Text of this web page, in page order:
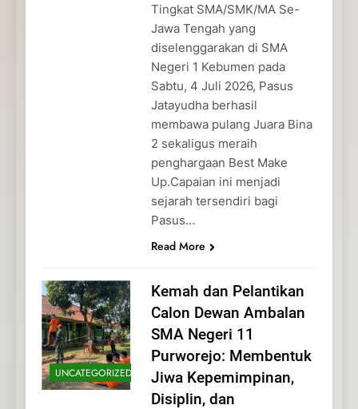
Tingkat SMA/SMK/MA Se-
Jawa Tengah yang
diselenggarakan di SMA
Negeri 1 Kebumen pada
Sabtu, 4 Juli 2026, Pasus
Jatayudha berhasil
membawa pulang Juara Bina
2 sekaligus meraih
penghargaan Best Make
Up.Capaian ini menjadi
sejarah tersendiri bagi
Pasus…
Read More
UNCATEGORIZED
Kemah dan Pelantikan
Calon Dewan Ambalan
SMA Negeri 11
Purworejo: Membentuk
Jiwa Kepemimpinan,
Disiplin, dan